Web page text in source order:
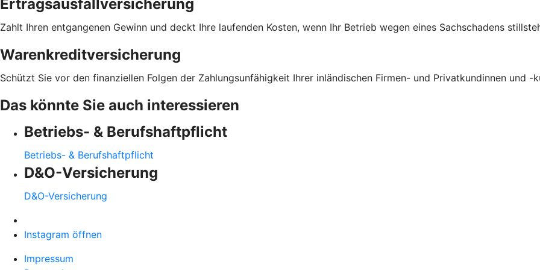
Ertragsausfallversicherung
Zahlt Ihren entgangenen Gewinn und deckt Ihre laufenden Kosten, wenn Ihr Betrieb wegen eines Sachschadens
Warenkreditversicherung
Schützt Sie vor den finanziellen Folgen der Zahlungsunfähigkeit Ihrer inländischen Firmen- und Privatkundinnen und -
Das könnte Sie auch interessieren
Betriebs- & Berufshaftpflicht
Betriebs- & Berufshaftpflicht
D&O-Versicherung
D&O-Versicherung
Instagram öffnen
Impressum